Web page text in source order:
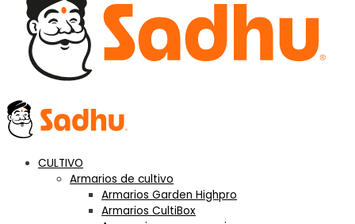
CULTIVO
Armarios de cultivo
Armarios Garden Highpro
Armarios CultiBox